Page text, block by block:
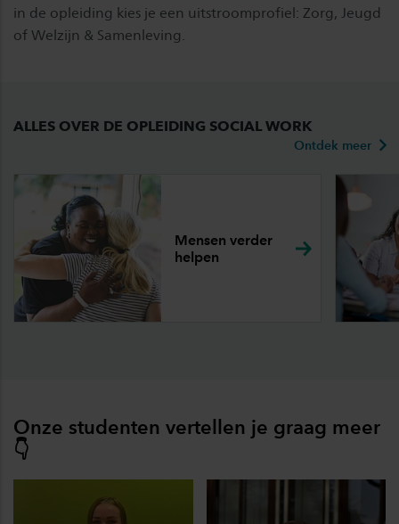
in de opleiding kies je een uitstroomprofiel: Zorg, Jeugd
of Welzijn & Samenleving.
ALLES OVER DE OPLEIDING SOCIAL WORK
Ontdek meer
Mensen verder
helpen
Onze studenten vertellen je graag meer
👇